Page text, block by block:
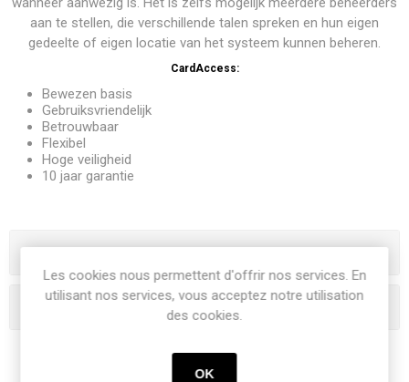
aan te stellen, die verschillende talen spreken en hun eigen
gedeelte of eigen locatie van het systeem kunnen beheren.
CardAccess:
Bewezen basis
Gebruiksvriendelijk
Betrouwbaar
Flexibel
Hoge veiligheid
10 jaar garantie
Catégories
Les cookies nous permettent d'offrir nos services. En
utilisant nos services, vous acceptez notre utilisation
des cookies.
OK